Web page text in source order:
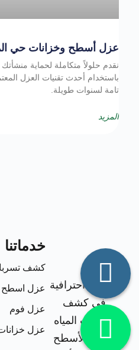
عزل أسطح وخزانات حي
نقدم حلولاً متكاملة لحماية
باستخدام أحدث تقنيات العزل
تامة لسنوات طويلة.
المزيد
خدمات احترافية
في كشف
تسربات المياه
وعزل الأسطح
خدماتنا
كشف
عزل اسطح
عزل فوم
عزل